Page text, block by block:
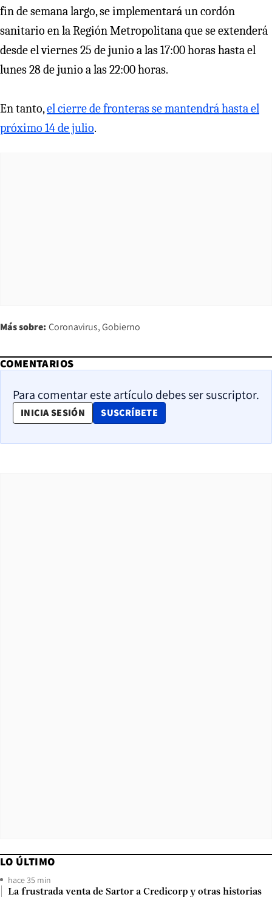
fin de semana largo, se implementará un cordón
sanitario en la Región Metropolitana que se extenderá
desde el viernes 25 de junio a las 17:00 horas hasta el
lunes 28 de junio a las 22:00 horas.
En tanto,el cierre de fronteras se mantendrá hasta el
próximo 14 de julio.
Más sobre: Coronavirus Gobierno
COMENTARIOS
Para comentar este artículo debes ser suscriptor.
INICIA SESIÓN SUSCRÍBETE
OPENS IN NEW WINDOW
LO ÚLTIMO
hace 35 min
La frustrada venta de Sartor a Credicorp y otras historias